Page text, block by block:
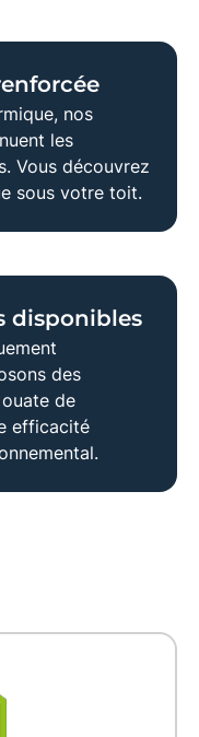
nos
les
Vous découvrez
sous votre toit.
disponibles
des
ouate de
efficacité